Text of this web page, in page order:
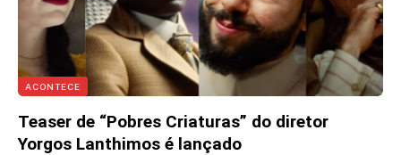
ACONTECE
Teaser de “Pobres Criaturas” do diretor
Yorgos Lanthimos é lançado